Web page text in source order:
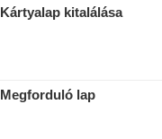
kitalálása
lap